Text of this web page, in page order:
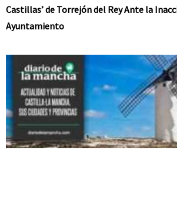
Castillas’ de Torrejón del Rey Ante la
Ayuntamiento